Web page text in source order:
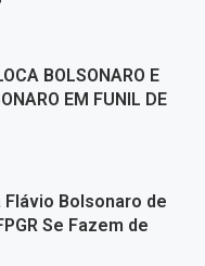
BOLSONARO E
EM FUNIL DE
Flávio Bolsonaro de
Se Fazem de